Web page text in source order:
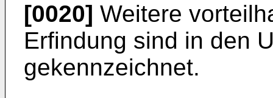
[0020] Weitere
Erfindung sind in den
gekennzeichnet.